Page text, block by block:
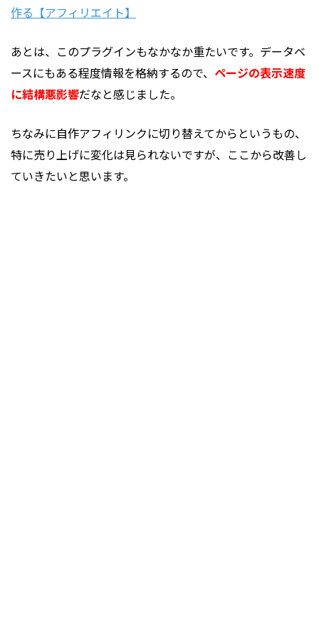
作る【アフィリエイト】
あとは、このプラグインもなかなか重たいです。データベ
ースにもある程度情報を格納するので、 ページの表示速度
に結構悪影響だなと感じました。
ちなみに自作アフィリンクに切り替えてからというもの、
特に売り上げに変化は見られないですが、ここから改善し
ていきたいと思います。